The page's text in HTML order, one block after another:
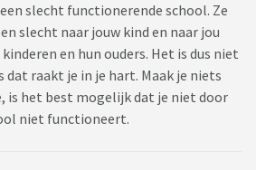
slecht functionerende school. Ze
slecht naar jouw kind en naar jou
en hun ouders. Het is dus niet
dat raakt je in je hart. Maak je niets
is het best mogelijk dat je niet door
niet functioneert.